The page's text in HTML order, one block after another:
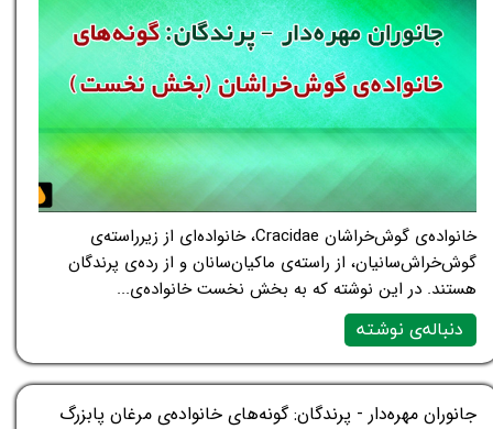
خانواده‌ی گوش‌خراشان Cracidae، خانواده‌ای از زیرراسته‌ی
گوش‌خراش‌سانیان، از راسته‌ی ماکیان‌سانان و از رده‌ی پرندگان
هستند. در این نوشته که به بخش نخست خانواده‌ی...
دنباله‌ی نوشته
جانوران مهره‌دار - پرندگان: گونه‌های خانواده‌ی مرغان پابزرگ